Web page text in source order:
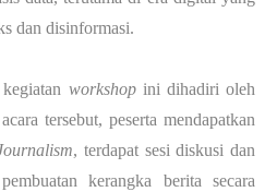
dan disinformasi.
workshop ini dihadiri oleh
tersebut, peserta mendapatkan
, terdapat sesi diskusi dan
kerangka berita secara